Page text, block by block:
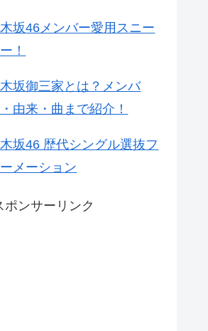
坂46メンバー愛用スニー
！
坂御三家とは？メンバ
由来・曲まで紹介！
坂46 歴代シングル選抜フ
メーション
ポンサーリンク